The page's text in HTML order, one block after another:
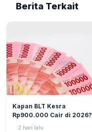
Berita Terkait
Kapan BLT Kesra
Rp900.000 Cair di 2026?
Simak Prediksi dan
2 hari lalu